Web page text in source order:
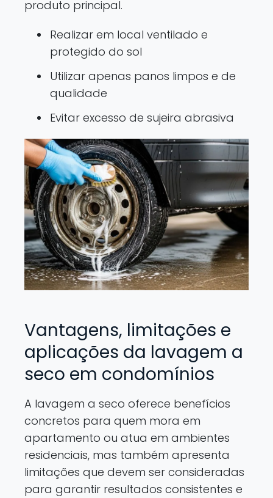
produto principal.
Realizar em local ventilado e
protegido do sol
Utilizar apenas panos limpos e de
qualidade
Evitar excesso de sujeira abrasiva
Vantagens, limitações e
aplicações da lavagem a
seco em condomínios
A lavagem a seco oferece benefícios
concretos para quem mora em
apartamento ou atua em ambientes
residenciais, mas também apresenta
limitações que devem ser consideradas
para garantir resultados consistentes e